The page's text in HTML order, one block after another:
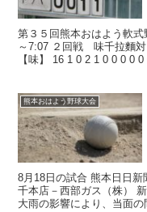
第３５回熊本おはよう軟
～7:07 ２回戦 味千拉麵
【味】 16 1 0 2 1 0 0 0 0
熊本おはよう野球大会
8月18日の試合 熊本日日
千本店－西部ガス（株）
大雨の影響により、当面